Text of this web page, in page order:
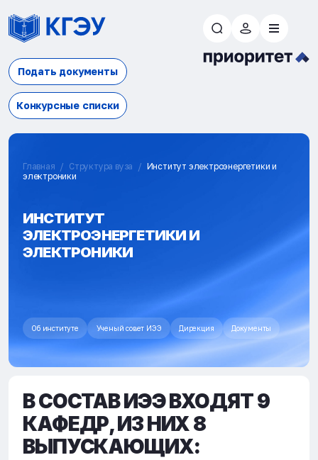
Подать документы
Конкурсные списки
Главная Структура вуза
Институт электроэнергетики и
электроники
ИНСТИТУТ
ЭЛЕКТРОЭНЕРГЕТИКИ И
ЭЛЕКТРОНИКИ
Об институте Ученый совет ИЭЭ Дирекция Документы
В СОСТАВ ИЭЭ ВХОДЯТ 9
КАФЕДР, ИЗ НИХ 8
ВЫПУСКАЮЩИХ: